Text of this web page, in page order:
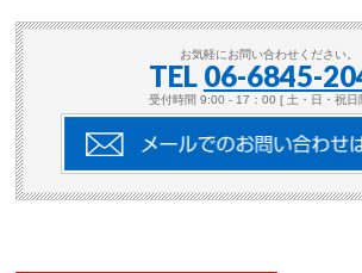
お気軽にお問い合わせください。
TEL 06-6845-
受付時間 9:00 - 17：00 [ 土・日・祝日